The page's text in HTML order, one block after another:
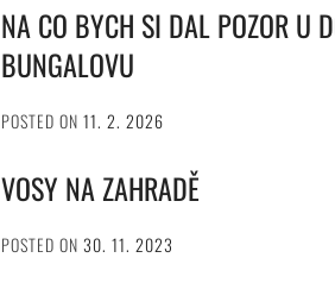
NA CO BYCH SI DAL POZOR U
BUNGALOVU
POSTED ON11. 2. 2026
VOSY NA ZAHRADĚ
POSTED ON30. 11. 2023